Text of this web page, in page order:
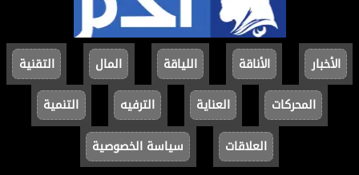
الأخبار الأناقة اللياقة المال
التقنية
المحركات
العناية الترفيه
التنمية
العلاقات
سياسة الخصوصية